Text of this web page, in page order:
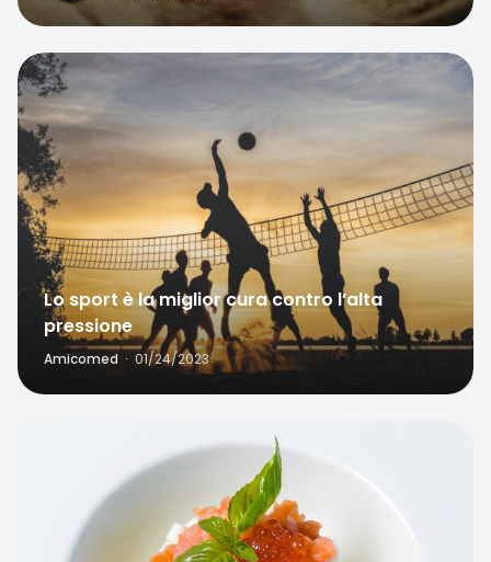
Favorite
Lo sport è la miglior cura contro l’alta
pressione
Amicomed · 01/24/2023